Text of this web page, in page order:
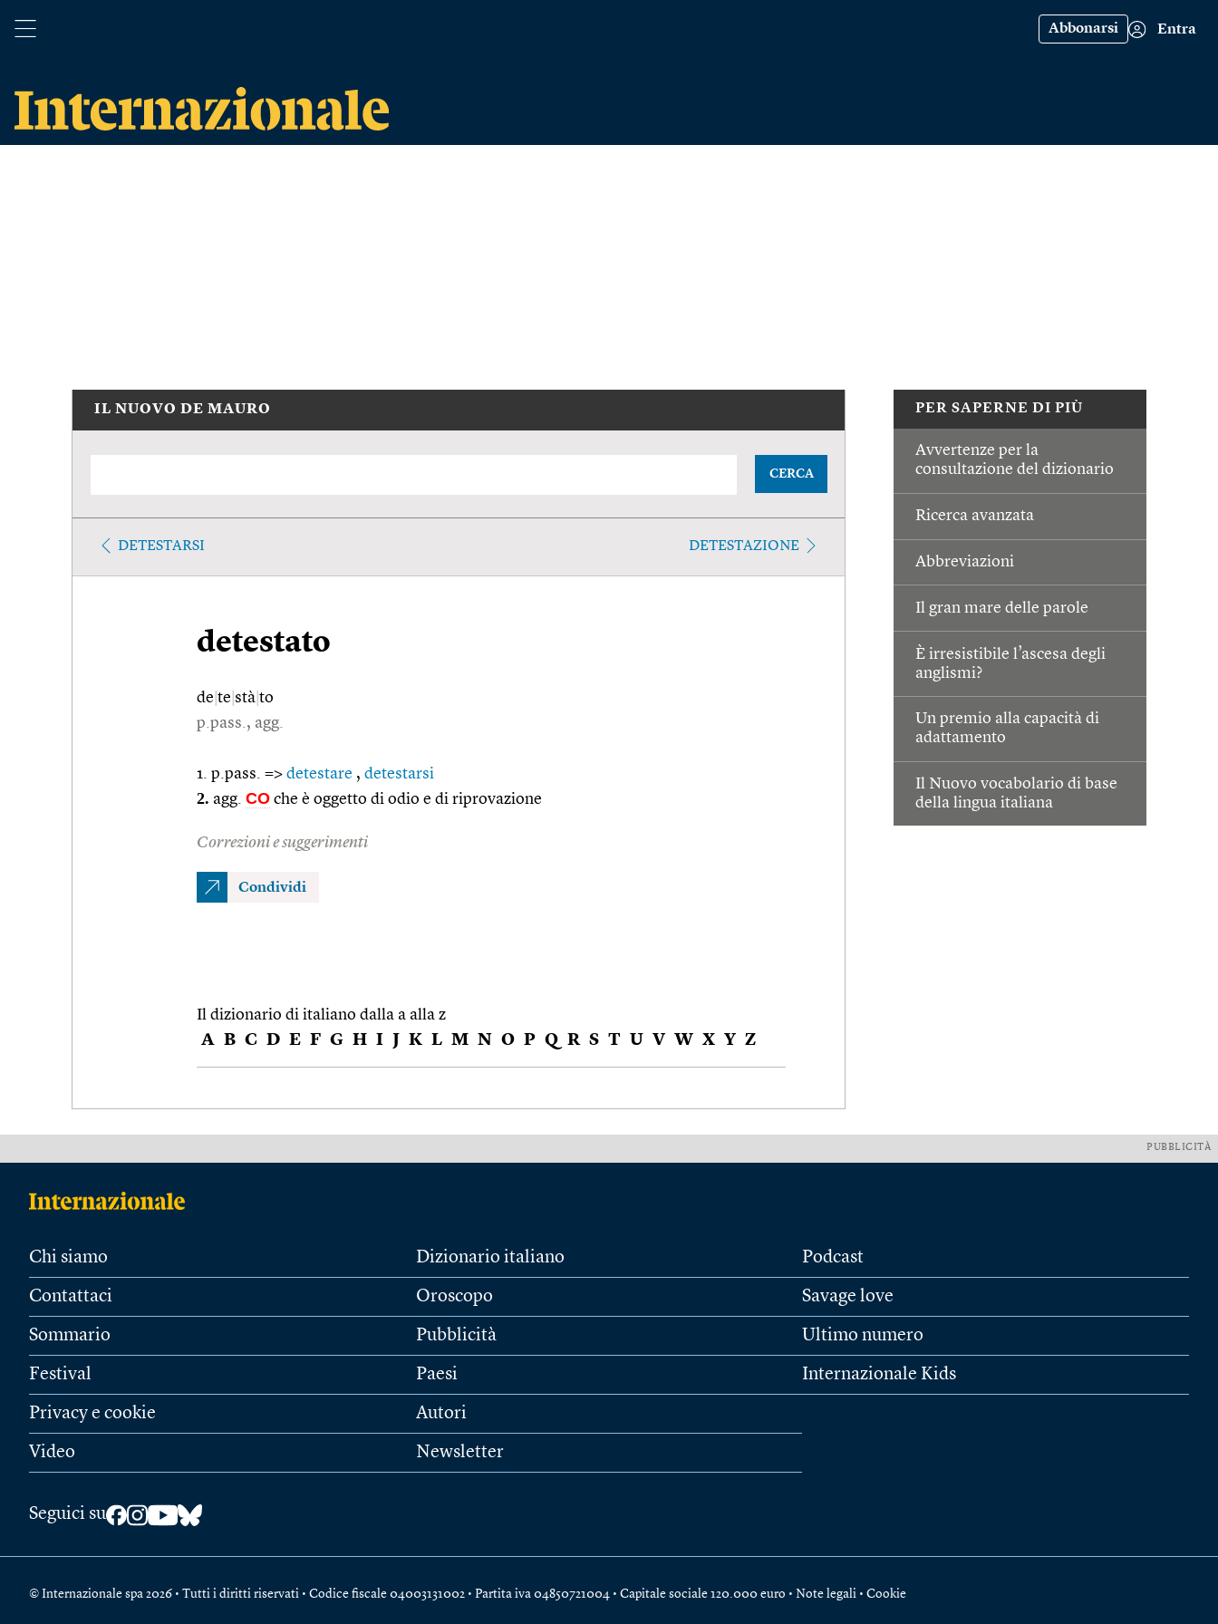
Abbonarsi Entra
PER SAPERNE DI PIÙ
Avvertenze per la
consultazione del dizionario
Ricerca avanzata
Abbreviazioni
Il gran mare delle parole
È irresistibile l’ascesa degli
anglismi?
Un premio alla capacità di
adattamento
Il Nuovo vocabolario di base
della lingua italiana
IL NUOVO DE MAURO
CERCA
DETESTARSI DETESTAZIONE
detestato
de te stà to
p.pass., agg.
1. p.pass. => detestare , detestarsi
2. agg. CO che è oggetto di odio e di riprovazione
Correzioni e suggerimenti
Condividi
Il dizionario di italiano dalla a alla z
A B C D E F G H I J K L M N O P Q R S T U V W X Y Z
PUBBLICITÀ
Chi siamo
Contattaci
Sommario
Festival
Privacy e cookie
Video
Dizionario italiano
Oroscopo
Pubblicità
Paesi
Autori
Newsletter
Podcast
Savage love
Ultimo numero
Internazionale Kids
Seguici su
© Internazionale spa 2026 • Tutti i diritti riservati • Codice fiscale 04003131002 • Partita iva 04850721004 • Capitale sociale 120.000 euro • Note legali • Cookie